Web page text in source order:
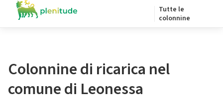
Tutte le
colonnine
Colonnine di ricarica nel
comune di Leonessa